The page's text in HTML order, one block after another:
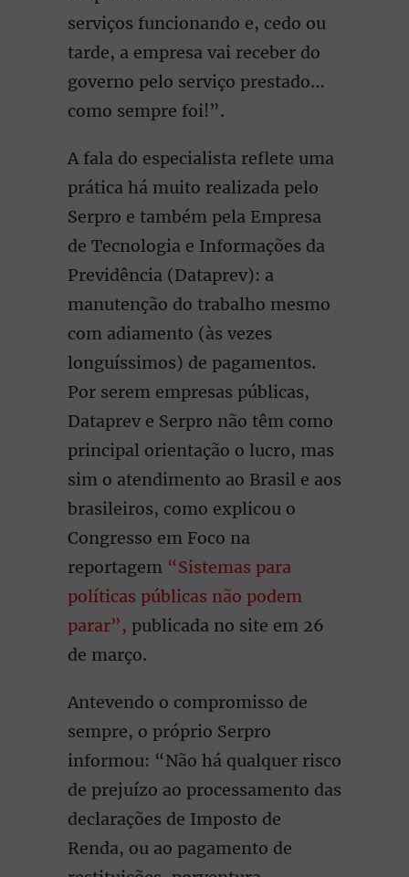
serviços funcionando e, cedo ou
tarde, a empresa vai receber do
governo pelo serviço prestado…
como sempre foi!”.
A fala do especialista reflete uma
prática há muito realizada pelo
Serpro e também pela Empresa
de Tecnologia e Informações da
Previdência (Dataprev): a
manutenção do trabalho mesmo
com adiamento (às vezes
longuíssimos) de pagamentos.
Por serem empresas públicas,
Dataprev e Serpro não têm como
principal orientação o lucro, mas
sim o atendimento ao Brasil e aos
brasileiros, como explicou o
Congresso em Foco na
reportagem “Sistemas para
políticas públicas não podem
parar”, publicada no site em 26
de março.
Antevendo o compromisso de
sempre, o próprio Serpro
informou: “Não há qualquer risco
de prejuízo ao processamento das
declarações de Imposto de
Renda, ou ao pagamento de